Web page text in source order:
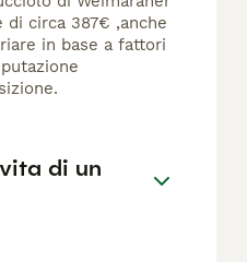
di circa 387€ ,anche
in base a fattori
di un